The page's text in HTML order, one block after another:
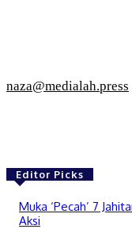
naza@medialah.press
Editor Picks
Muka ‘Pecah’ 7
Aksi